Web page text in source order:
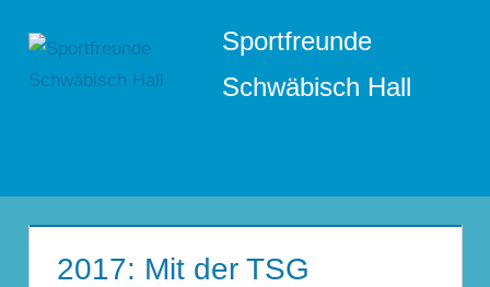
Inhalt
springen
Sportfreunde
Schwäbisch Hall
2017: Mit der TSG